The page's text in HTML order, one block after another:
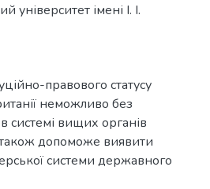
імені І. І.
правового статусу
неможливо без
системі вищих органів
допоможе виявити
системи державного